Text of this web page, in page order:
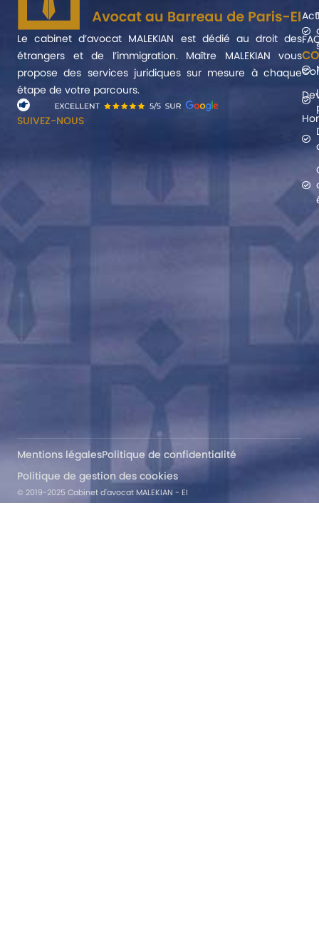
Le cabinet d’avocat MALEKIAN est dédié au droit des
étrangers et de l’immigration. Maître MALEKIAN vous
propose des services juridiques sur mesure à chaque
étape de votre parcours.
SUIVEZ-NOUS
© 2019-2025 Cabinet d'avocat MALEKIAN - EI
Mentions légalesPolitique de confidentialité
Politique de gestion des cookies